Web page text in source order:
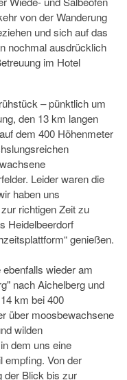
von der Wanderung
und sich auf das
nochmal ausdrücklich
im Hotel
– pünktlich um
den 13 km langen
dem 400 Höhenmeter
Leider waren die
haben uns
richtigen Zeit zu
Heidelbeerdorf
genießen.
wieder am
nach Aichelberg und
km bei 400
über moosbewachsene
wilden
dem uns eine
empfing. Von der
der Blick bis zur